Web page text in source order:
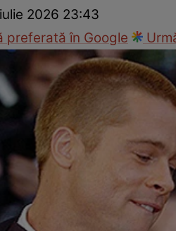
2026 23:43
preferată în Google